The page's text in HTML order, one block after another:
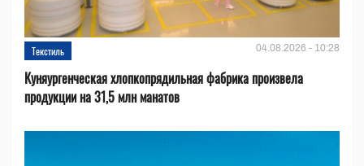
Текстиль 04.08.2026 - 10:28
Куняургенческая хлопкопрядильная фабрика произвела
продукции на 31,5 млн манатов